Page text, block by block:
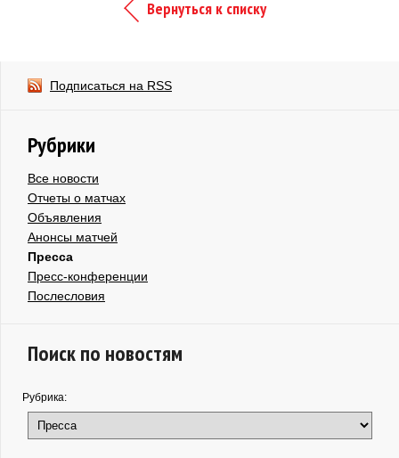
Вернуться к списку
Подписаться на RSS
Рубрики
Все новости
Отчеты о матчах
Объявления
Анонсы матчей
Пресса
Пресс-конференции
Послесловия
Поиск по новостям
Рубрика: